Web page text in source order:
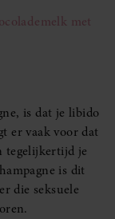
met
is dat je libido
er vaak voor dat
tegelijkertijd je
is dit
die seksuele